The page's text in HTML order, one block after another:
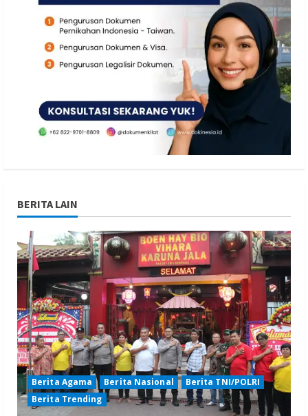
BERITA LAIN
Berita Agama Berita Nasional
Berita TNI/POLRI
Berita Trending